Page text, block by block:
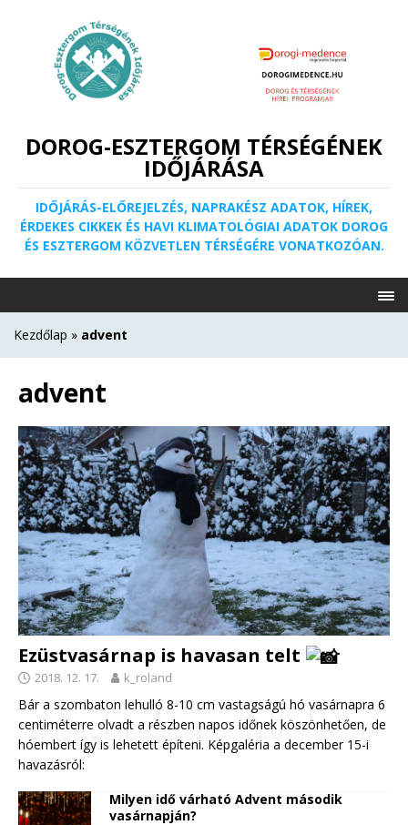
DOROG-ESZTERGOM TÉRSÉGÉNEK
IDŐJÁRÁSA
IDŐJÁRÁS-ELŐREJELZÉS, NAPRAKÉSZ ADATOK, HÍREK,
ÉRDEKES CIKKEK ÉS HAVI KLIMATOLÓGIAI ADATOK DOROG
ÉS ESZTERGOM KÖZVETLEN TÉRSÉGÉRE VONATKOZÓAN.
Kezdőlap » advent
advent
Ezüstvasárnap is havasan telt
2018. 12. 17. k_roland
Bár a szombaton lehulló 8-10 cm vastagságú hó vasárnapra 6
centiméterre olvadt a részben napos időnek köszönhetően, de
hóembert így is lehetett építeni. Képgaléria a december 15-i
havazásról:
Milyen idő várható Advent második
vasárnapján?